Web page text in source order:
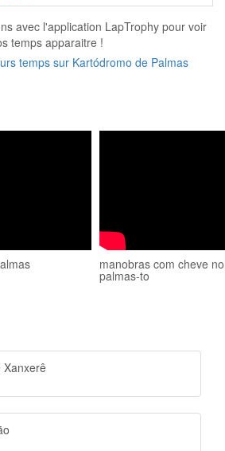
avec l'application LapTrophy pour voir
temps apparaitre !
temps sur Kartódromo de Palmas
manobras com cheve
palmas-to